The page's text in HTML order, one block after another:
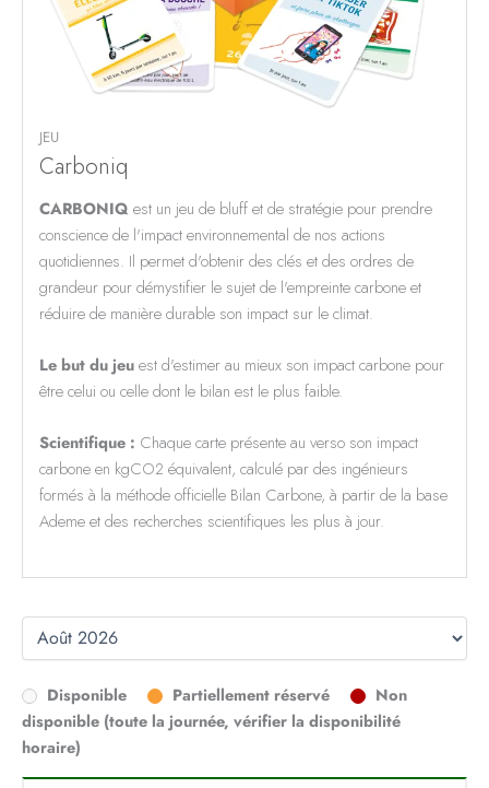
JEU
Carboniq
CARBONIQ est un jeu de bluff et de stratégie pour prendre
conscience de l'impact environnemental de nos actions
quotidiennes. Il permet d'obtenir des clés et des ordres de
grandeur pour démystifier le sujet de l'empreinte carbone et
réduire de manière durable son impact sur le climat.
Le but du jeuest d'estimer au mieux son impact carbone pour
être celui ou celle dont le bilan est le plus faible.
Scientifique : Chaque carte présente au verso son impact
carbone en kgCO2 équivalent, calculé par des ingénieurs
formés à la méthode officielle Bilan Carbone, à partir de la base
Ademe et des recherches scientifiques les plus à jour.
Disponible Partiellement réservé
Non
disponible (toute la journée, vérifier la disponibilité
horaire)